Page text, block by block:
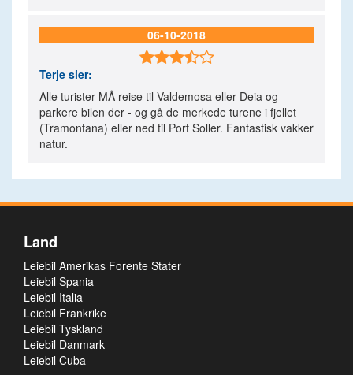
06-10-2018

Terje sier:
Alle turister MÅ reise til Valdemosa eller Deia og
parkere bilen der - og gå de merkede turene i fjellet
(Tramontana) eller ned til Port Soller. Fantastisk vakker
natur.
Land
Leiebil Amerikas Forente Stater
Leiebil Spania
Leiebil Italia
Leiebil Frankrike
Leiebil Tyskland
Leiebil Danmark
Leiebil Cuba